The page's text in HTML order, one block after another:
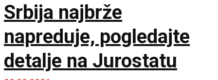
Srbija najbrže
napreduje, pogledajte
detalje na Jurostatu